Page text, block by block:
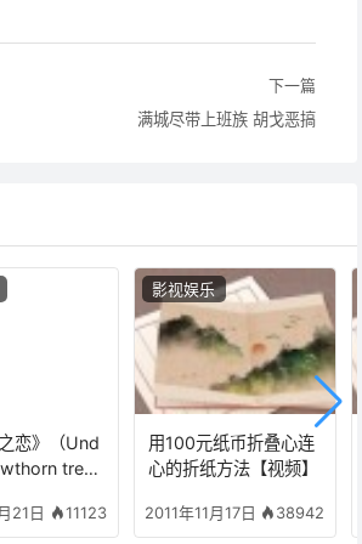
下一篇
满城尽带上班族 胡戈恶搞
恋》（Und
tre
何悲伤
21日 11123
用100元纸币折叠心连
心的折纸方法【视频】
2011年11月17日 38942
影视娱乐